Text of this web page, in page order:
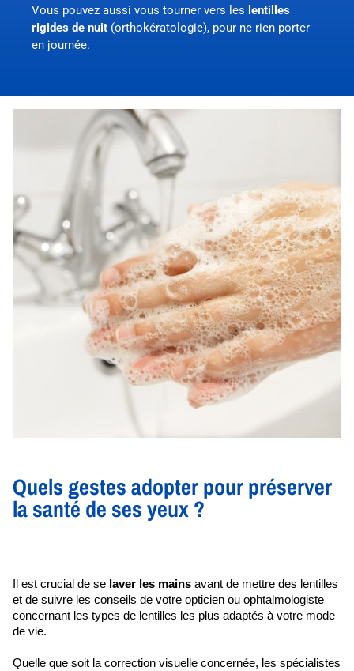
Vous pouvez aussi vous tourner vers les lentilles
rigides de nuit (orthokératologie), pour ne rien porter
en journée.
Quels gestes adopter pour préserver
la santé de ses yeux ?
Il est crucial de se laver les mains avant de mettre des lentilles
et de suivre les conseils de votre opticien ou ophtalmologiste
concernant les types de lentilles les plus adaptés à votre mode
de vie.
Quelle que soit la correction visuelle concernée, les spécialistes